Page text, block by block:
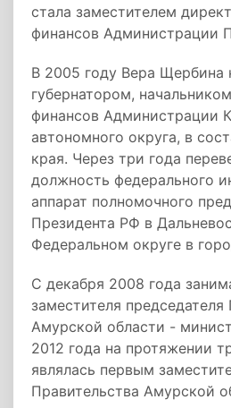
стала заместителем
финансов Администрации
В 2005 году Вера Щербина
губернатором,
финансов Администрации
автономного округа, в
края. Через три года
должность федерального
аппарат полномочного
Президента РФ в
Федеральном округе в
С декабря 2008 года
заместителя председателя
Амурской области -
2012 года на протяжении
являлась первым
Правительства Амурской